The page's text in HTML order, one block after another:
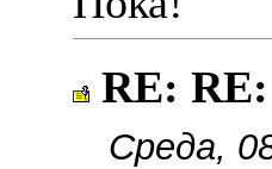
RE:
Среда,